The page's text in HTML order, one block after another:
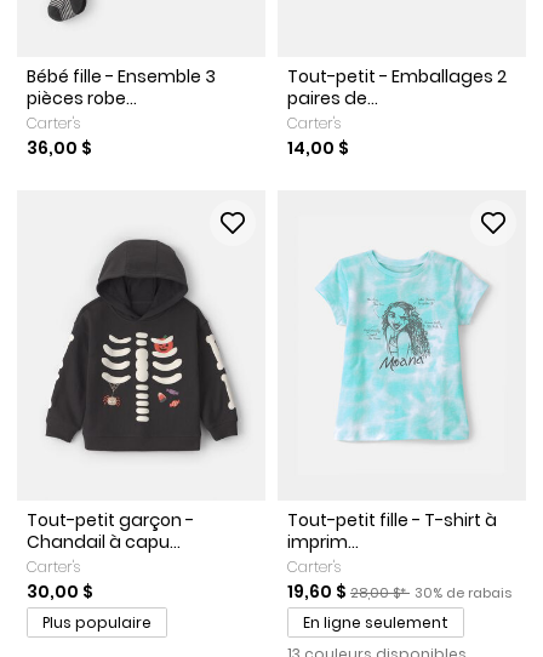
Bébé fille - Ensemble 3
pièces robe...
Carter's
36,00 $
Tout-petit - Emballages 2
paires de...
Carter's
14,00 $
Tout-petit garçon -
Chandail à capu...
Carter's
30,00 $
Plus populaire
Tout-petit fille - T-shirt à
imprim...
Carter's
Prix de solde
19,60 $ Prix ​​de détail suggéré par
28,00 $* Pourcentage de
30% de rabais
En ligne seulement